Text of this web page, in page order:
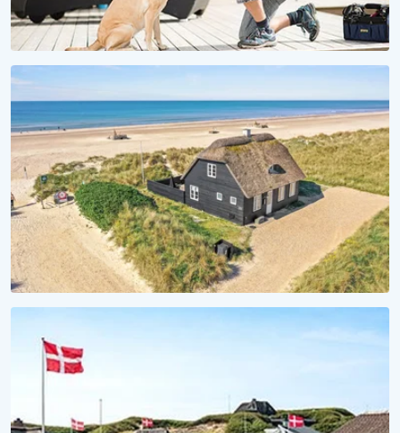
VOV, HVOR ER DET SMUKT HER!
Sommerhuse med hund tilladt
Vågn op til lyden af bølger
Se vores sommerhuse ved vandet